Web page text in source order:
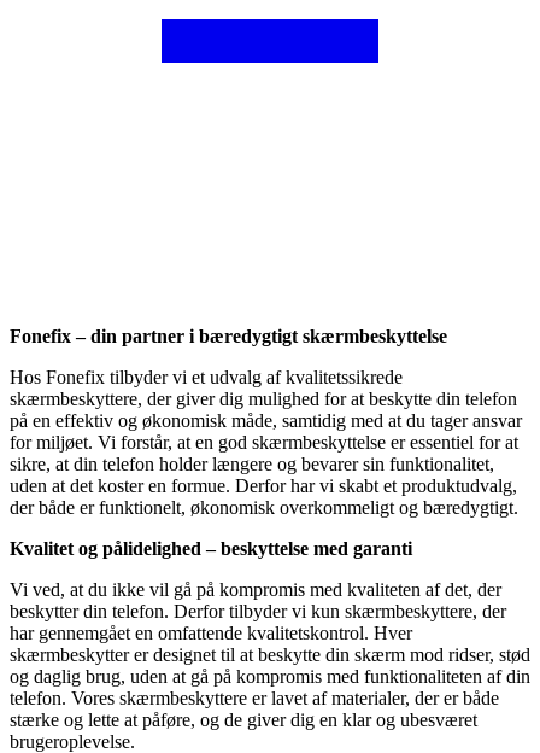
Fonefix – din partner i bæredygtigt skærmbeskyttelse
Hos Fonefix tilbyder vi et udvalg af kvalitetssikrede
skærmbeskyttere, der giver dig mulighed for at beskytte din telefon
på en effektiv og økonomisk måde, samtidig med at du tager ansvar
for miljøet. Vi forstår, at en god skærmbeskyttelse er essentiel for at
sikre, at din telefon holder længere og bevarer sin funktionalitet,
uden at det koster en formue. Derfor har vi skabt et produktudvalg,
der både er funktionelt, økonomisk overkommeligt og bæredygtigt.
Kvalitet og pålidelighed – beskyttelse med garanti
Vi ved, at du ikke vil gå på kompromis med kvaliteten af det, der
beskytter din telefon. Derfor tilbyder vi kun skærmbeskyttere, der
har gennemgået en omfattende kvalitetskontrol. Hver
skærmbeskytter er designet til at beskytte din skærm mod ridser, stød
og daglig brug, uden at gå på kompromis med funktionaliteten af din
telefon. Vores skærmbeskyttere er lavet af materialer, der er både
stærke og lette at påføre, og de giver dig en klar og ubesværet
brugeroplevelse.